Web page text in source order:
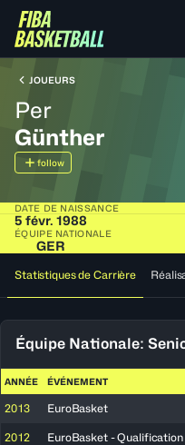
JOUEURS
Per
Günther
follow
DATE DE NAISSANCE
5 févr. 1988
ÉQUIPE NATIONALE
GER
Statistiques de Carrière
Équipe Nationale:
ANNÉE ÉVÉNEMENT
2013 EuroBasket
2012 EuroBasket -